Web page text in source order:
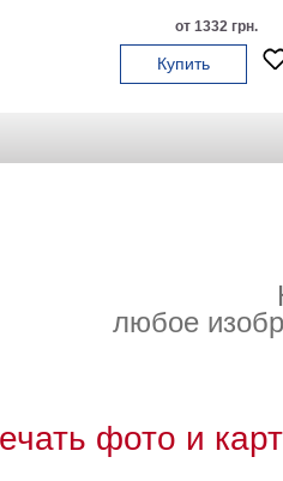
от 1332 грн.
Купить
любое
фото и